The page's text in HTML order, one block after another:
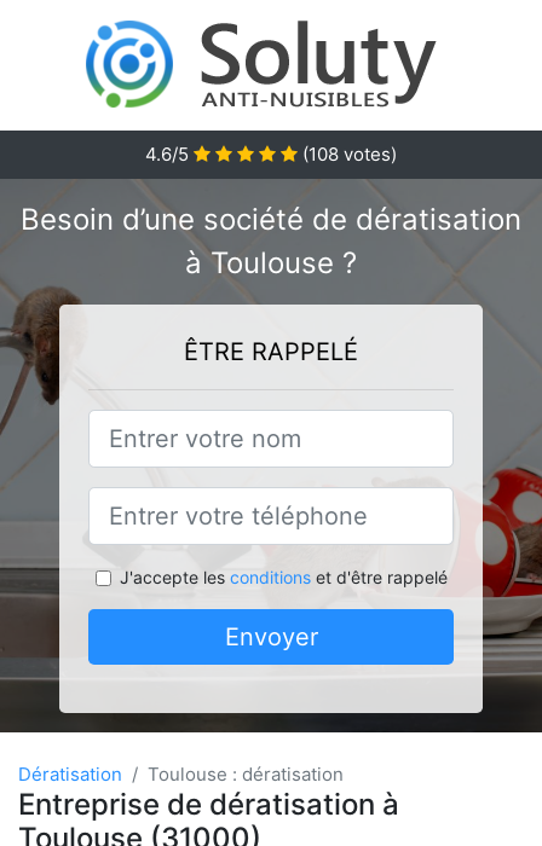
4.6/5 (108 votes)
Besoin d’une société de dératisation
à Toulouse ?
ÊTRE RAPPELÉ
J'accepte les conditionset d'être rappelé
Envoyer
Dératisation Toulouse : dératisation
Entreprise de dératisation à
Toulouse (31000)